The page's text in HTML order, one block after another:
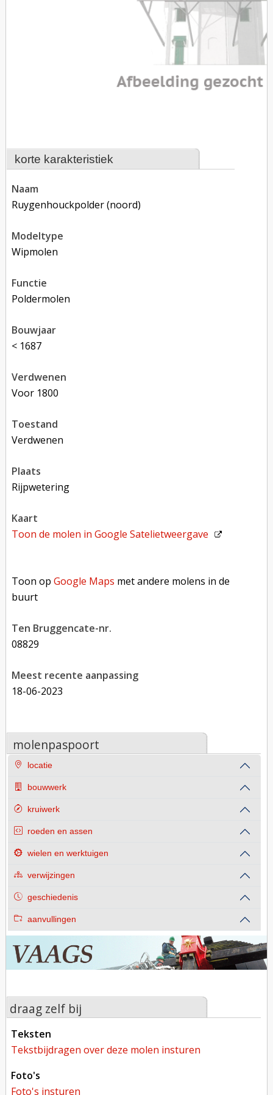
korte karakteristiek
naam
Ruygenhouckpolder (noord)
modeltype
Wipmolen
functie
poldermolen
bouwjaar
< 1687
verdwenen
voor 1800
toestand
verdwenen
plaats
Rijpwetering
kaart
Toon de molen inGoogle Satelietweergave
Toon opGoogle Maps met andere molens in de
buurt
Ten Bruggencate-nr.
08829
Meest recente aanpassing
18-06-2023
molenpaspoort
locatie
bouwwerk
kruiwerk
roeden en assen
wielen en werktuigen
verwijzingen
geschiedenis
aanvullingen
draag zelf bij
teksten
tekstbijdragen over deze molen insturen
foto's
foto's insturen